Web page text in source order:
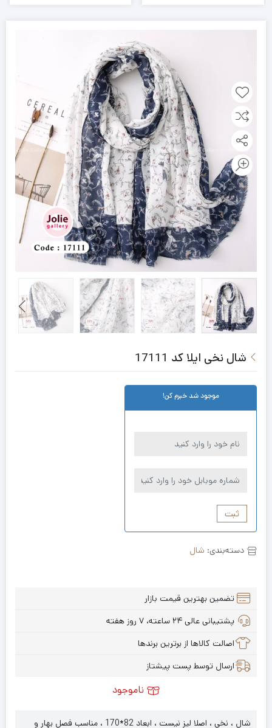
شال نخی ایلا کد 17111
موجود شد خبرم کن!
ثبت
دسته‌بندی: شال
تضمین بهترین قیمت بازار
پشتیبانی عالی ۲۴ ساعته، ۷ روز هفته
اصالت کالاها از برترین برندها
ارسال توسط پست پیشتاز
ناموجود
شال ، نخی ، اصلا لیز نیست ، ابعاد 82*170 ، مناسب فصل بهار و